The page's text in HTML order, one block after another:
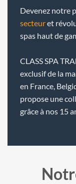
Devenez notre
secteuret
spas haut de
CLASS SPA
exclusif de la
en France,
propose une
grâce à nos 15